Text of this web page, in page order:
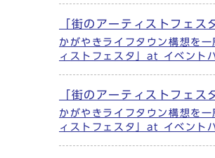
「街のアーティストフェ
かがやきライフタウン構想を
ィストフェスタ」at イベント
「街のアーティストフェ
かがやきライフタウン構想を
ィストフェスタ」at イベント